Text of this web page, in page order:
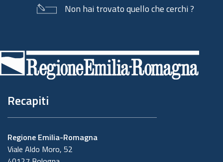
Non hai trovato quello che cerchi ?
di
pagina
Recapiti
Regione Emilia-Romagna
Viale Aldo Moro, 52